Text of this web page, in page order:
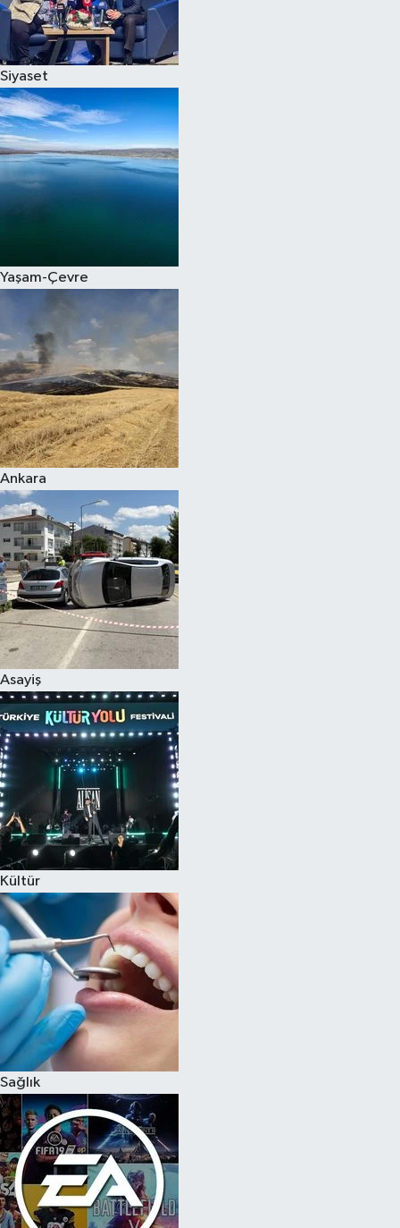
Siyaset
Yaşam-Çevre
Ankara
Asayiş
Kültür
Sağlık
Spor
Çocuk
Eğitim
Kim kimdir?
Kültür Sanat
Sağlık
Siyaset
Teknoloji
Televizyon
Yaşam-Çevre